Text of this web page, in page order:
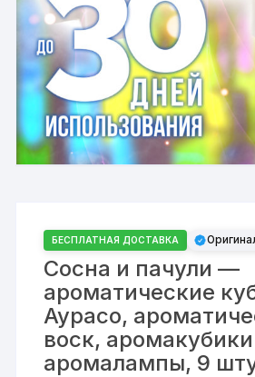
БЕСПЛАТНАЯ ДОСТАВКА
Сосна и пачули —
ароматические
Аурасо,
воск,
аромалампы, 9